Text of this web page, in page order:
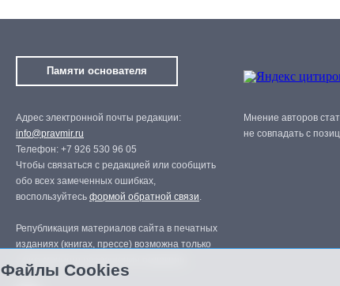
Памяти основателя
Адрес электронной почты редакции:
info@pravmir.ru
Телефон: +7 926 530 96 05
Чтобы связаться с редакцией или сообщить
обо всех замеченных ошибках,
воспользуйтесь формой обратной связи.
Републикация материалов сайта в печатных
изданиях (книгах, прессе) возможна только
Мнение авторов
не совпадать с
Файлы Cookies